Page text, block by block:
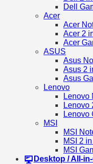
Dell
Acer
Acer
Acer 2
Acer
ASUS
Asus
Asus 2
Asus
Lenovo
Lenovo
Lenovo
Lenovo
MSI
MSI
MSI 2
MSI
Desktop / All-